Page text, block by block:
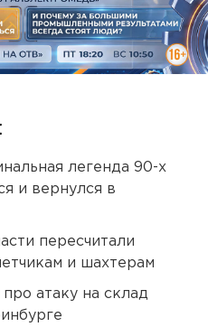
легенда 90-х
и вернулся в
пересчитали
и шахтерам
атаку на склад